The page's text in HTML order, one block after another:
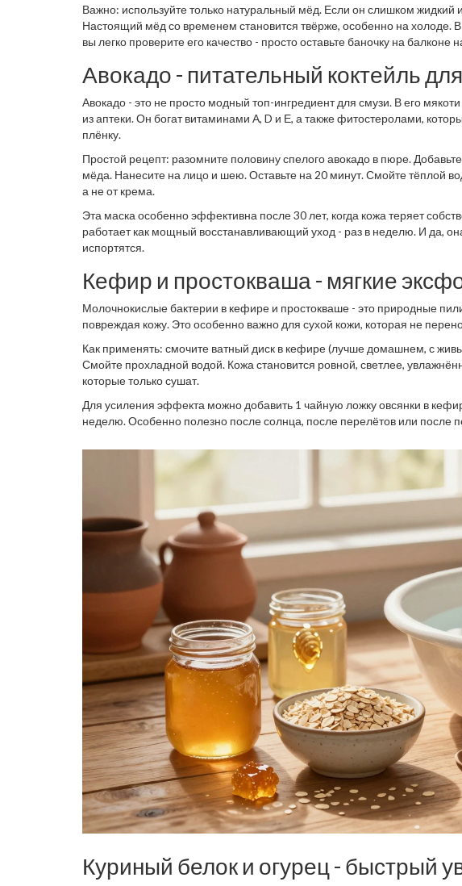
Важно: используйте только натуральный мёд. Если он слишком жидкий
Настоящий мёд со временем становится твёрже, особенно на холоде.
вы легко проверите его качество - просто оставьте баночку на балконе
Авокадо - питательный коктейль
Авокадо - это не просто модный топ-ингредиент для смузи. В его
из аптеки. Он богат витаминами А, D и Е, а также фитостеролами,
плёнку.
Простой рецепт: разомните половину спелого авокадо в пюре.
мёда. Нанесите на лицо и шею. Оставьте на 20 минут. Смойте тёплой
а не от крема.
Эта маска особенно эффективна после 30 лет, когда кожа теряет
работает как мощный восстанавливающий уход - раз в неделю. И да,
испортятся.
Кефир и простокваша - мягкие
Молочнокислые бактерии в кефире и простокваше - это природные
повреждая кожу. Это особенно важно для сухой кожи, которая не
Как применять: смочите ватный диск в кефире (лучше домашнем, с
Смойте прохладной водой. Кожа становится ровной, светлее,
которые только сушат.
Для усиления эффекта можно добавить 1 чайную ложку овсянки в
неделю. Особенно полезно после солнца, после перелётов или после
Куриный белок и огурец - быстрый